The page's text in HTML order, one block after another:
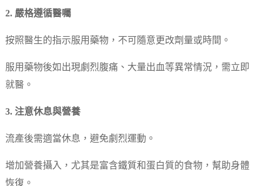
2. 嚴格遵循醫囑
按照醫生的指示服用藥物，不可隨意更改劑量或時間。
服用藥物後如出現劇烈腹痛、大量出血等異常情況，需立即
就醫。
3. 注意休息與營養
流產後需適當休息，避免劇烈運動。
增加營養攝入，尤其是富含鐵質和蛋白質的食物，幫助身體
恢復。